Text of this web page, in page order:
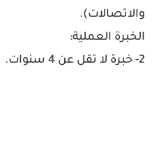
والاتصالات).
الخبرة العملية:
2- خبرة لا تقل عن 4 سنوات.